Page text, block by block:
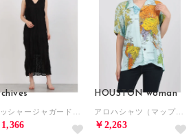
1,366
HOUSTON woman
￥2,263